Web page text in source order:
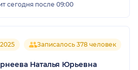
сегодня после 09:00
Записалось 378 человек
Наталья Юрьевна